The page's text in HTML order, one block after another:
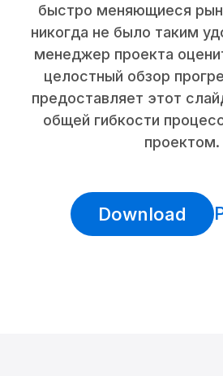
быстро меняющиеся
никогда не было таким
менеджер проекта
целостный обзор
предоставляет этот
общей гибкости
проектом.
Download